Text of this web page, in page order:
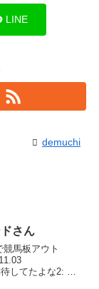
LINE
demuchi
さん
馬板アウト
してたよな2: 名